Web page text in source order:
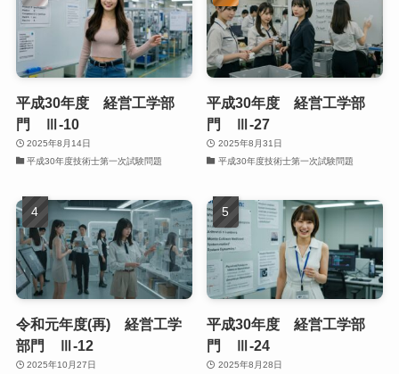
平成30年度 経営工学部
門 Ⅲ-10
2025年8月14日
平成30年度技術士第一次試験問題
平成30年度 経営工学部
門 Ⅲ-27
2025年8月31日
平成30年度技術士第一次試験問題
令和元年度(再) 経営工学
部門 Ⅲ-12
2025年10月27日
平成30年度 経営工学部
門 Ⅲ-24
2025年8月28日